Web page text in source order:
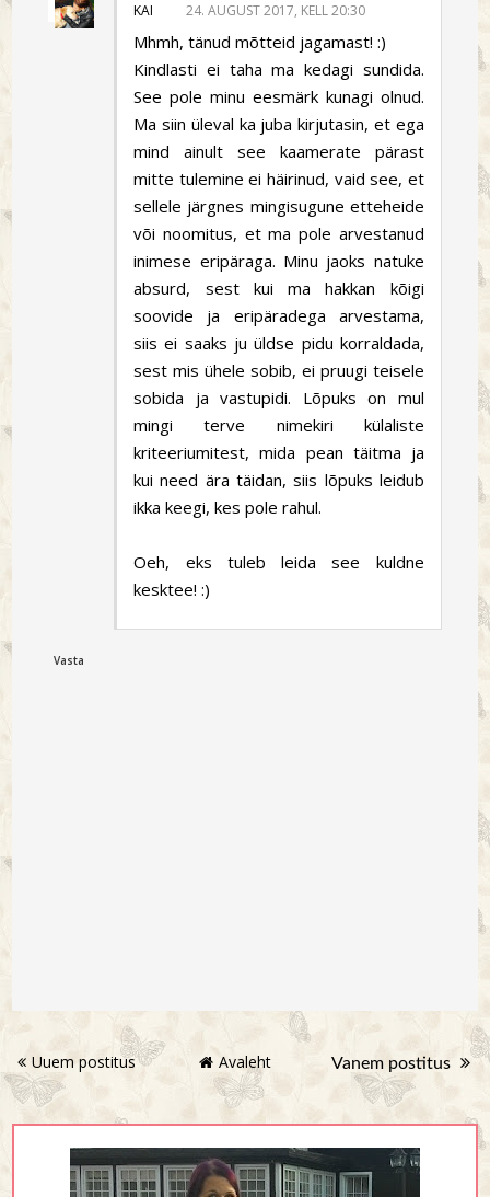
KAI 24. AUGUST 2017, KELL 20:30
Mhmh, tänud mõtteid jagamast! :)
Kindlasti ei taha ma kedagi sundida.
See pole minu eesmärk kunagi olnud.
Ma siin üleval ka juba kirjutasin, et ega
mind ainult see kaamerate pärast
mitte tulemine ei häirinud, vaid see, et
sellele järgnes mingisugune etteheide
või noomitus, et ma pole arvestanud
inimese eripäraga. Minu jaoks natuke
absurd, sest kui ma hakkan kõigi
soovide ja eripäradega arvestama,
siis ei saaks ju üldse pidu korraldada,
sest mis ühele sobib, ei pruugi teisele
sobida ja vastupidi. Lõpuks on mul
mingi terve nimekiri külaliste
kriteeriumitest, mida pean täitma ja
kui need ära täidan, siis lõpuks leidub
ikka keegi, kes pole rahul.
Oeh, eks tuleb leida see kuldne
kesktee! :)
Vasta
Uuem postitus Vanem postitus
Avaleht